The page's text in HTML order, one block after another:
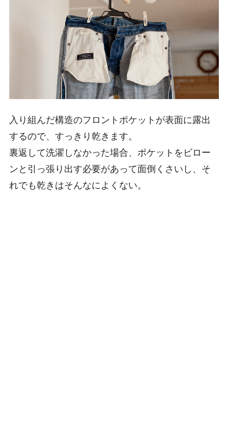
入り組んだ構造のフロントポケットが表面に露出
するので、すっきり乾きます。
裏返して洗濯しなかった場合、ポケットをビロー
ンと引っ張り出す必要があって面倒くさいし、そ
れでも乾きはそんなによくない。